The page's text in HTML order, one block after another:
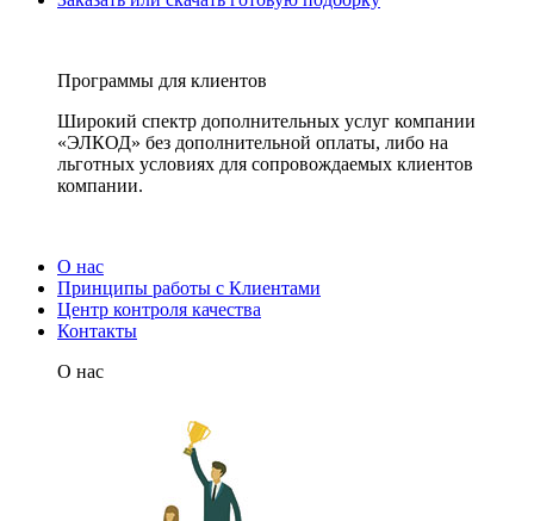
Программы для клиентов
Широкий спектр дополнительных услуг компании
«ЭЛКОД» без дополнительной оплаты, либо на
льготных условиях для сопровождаемых клиентов
компании.
О нас
Принципы работы с Клиентами
Центр контроля качества
Контакты
О нас